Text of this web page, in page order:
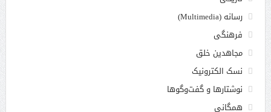
رسانه (Multimedia)
فرهنگی
مجاهدین خلق
نسک الکترونیک
نوشتارها و گفت‌وگوها
همگانی